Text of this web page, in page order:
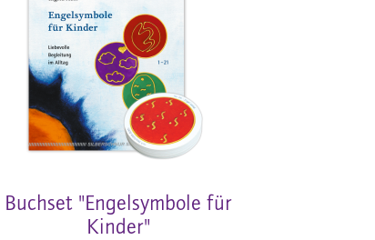
Buchset "Engelsymbole für
Kinder"